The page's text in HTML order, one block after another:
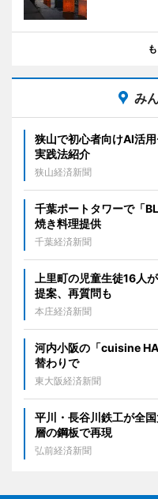
み
狭山で初心者向けAI活
実践法紹介
狭山経済新聞
千葉ポートタワーで「
焼き料理提供
千葉経済新聞
上里町の児童生徒16
提案、再質問も
本庄経済新聞
河内小阪の「cuisine
替わりで
東大阪経済新聞
平川・長谷川鉄工が全
層の鋼板で再現
弘前経済新聞